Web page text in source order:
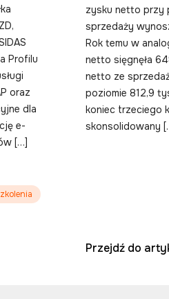
Profilu
oraz
dla
e-
[…]
zysku netto przy
sprzedaży
Rok temu w
netto sięgnęła
netto ze
poziomie 812,9
koniec trzeciego
skonsolidowany
Przejdź do